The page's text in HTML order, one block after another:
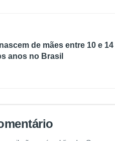
de mães entre 10 e 14
anos no Brasil